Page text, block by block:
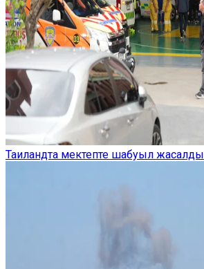
Таиландта мектепте шабуыл жасалды